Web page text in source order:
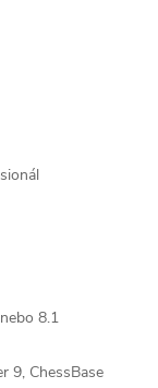
8.1
9, ChessBase